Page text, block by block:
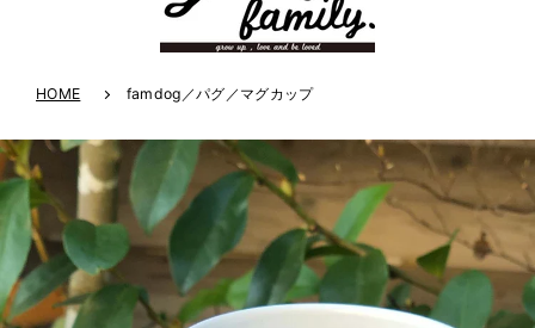
HOME famdog／パグ／マグカップ